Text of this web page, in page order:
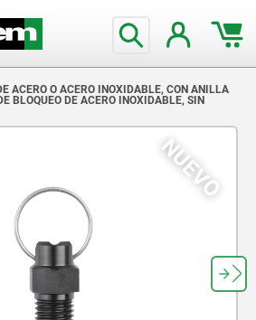
ACERO O ACERO INOXIDABLE, CON ANILLA
BLOQUEO DE ACERO INOXIDABLE, SIN
NUEVO